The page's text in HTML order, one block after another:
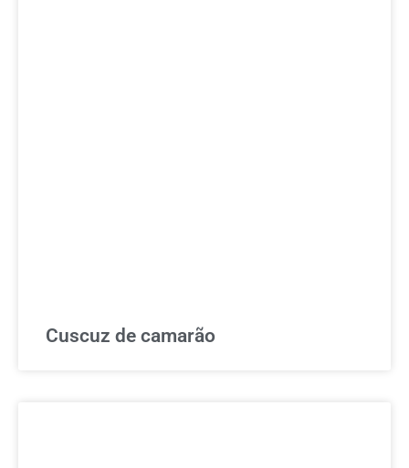
Cuscuz de camarão